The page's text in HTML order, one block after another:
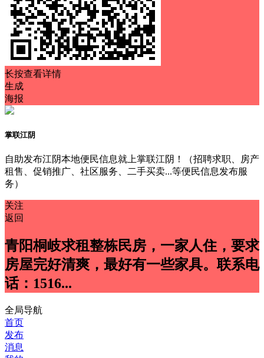
长按查看详情
生成
海报
掌联江阴
自助发布江阴本地便民信息就上掌联江阴！（招聘求职、房产
租售、促销推广、社区服务、二手买卖...等便民信息发布服
务）
关注
返回
青阳桐岐求租整栋民房，一家人住，要求
房屋完好清爽，最好有一些家具。联系电
话：1516...
全局导航
首页
发布
消息